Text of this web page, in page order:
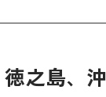
之島、